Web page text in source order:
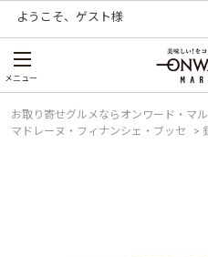
ようこそ、 ゲスト様
メニュー
お取り寄せグルメならオンワード・マ
マドレーヌ・フィナンシェ・ブッセ
>